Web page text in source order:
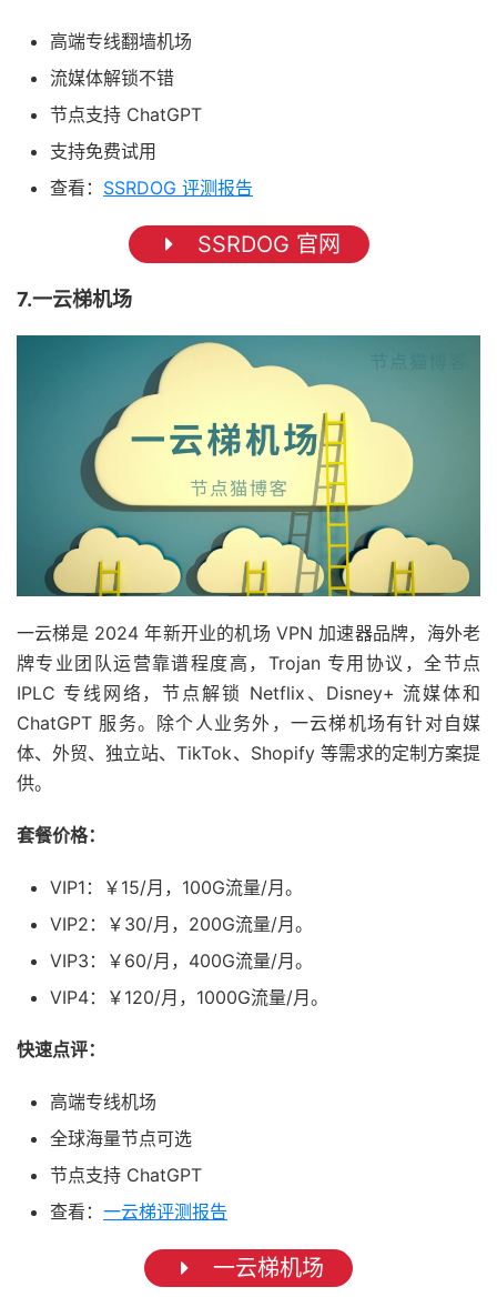
高端专线翻墙机场
流媒体解锁不错
节点支持 ChatGPT
支持免费试用
查看： SSRDOG 评测报告
SSRDOG 官网
7.一云梯机场
一云梯是 2024 年新开业的机场 VPN 加速器品牌，海外老
牌专业团队运营靠谱程度高，Trojan 专用协议，全节点
IPLC 专线网络，节点解锁 Netflix、Disney+ 流媒体和
ChatGPT 服务。除个人业务外，一云梯机场有针对自媒
体、外贸、独立站、TikTok、Shopify 等需求的定制方案提
供。
套餐价格：
VIP1：￥15/月，100G流量/月。
VIP2：￥30/月，200G流量/月。
VIP3：￥60/月，400G流量/月。
VIP4：￥120/月，1000G流量/月。
快速点评：
高端专线机场
全球海量节点可选
节点支持 ChatGPT
查看： 一云梯评测报告
一云梯机场